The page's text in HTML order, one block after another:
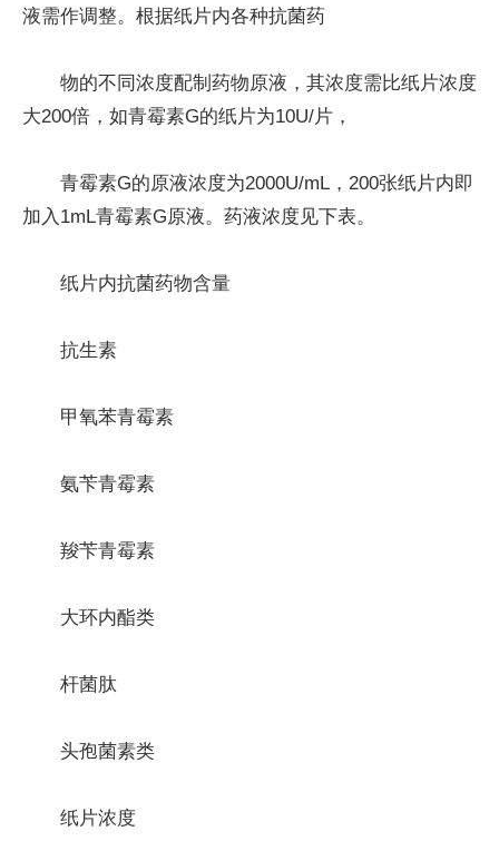
液需作调整。根据纸片内各种抗菌药
物的不同浓度配制药物原液，其浓度需比纸片浓度
大200倍，如青霉素G的纸片为10U/片，
青霉素G的原液浓度为2000U/mL，200张纸片内即
加入1mL青霉素G原液。药液浓度见下表。
纸片内抗菌药物含量
抗生素
甲氧苯青霉素
氨苄青霉素
羧苄青霉素
大环内酯类
杆菌肽
头孢菌素类
纸片浓度